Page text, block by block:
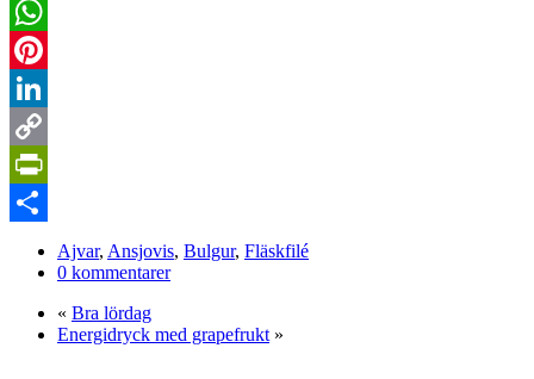
Twitter
WhatsApp
Pinterest
LinkedIn
Copy
Link
PrintFriendly
Ajvar, Ansjovis, Bulgur, Fläskfilé
0 kommentarer
« Bra lördag
Energidryck med grapefrukt »